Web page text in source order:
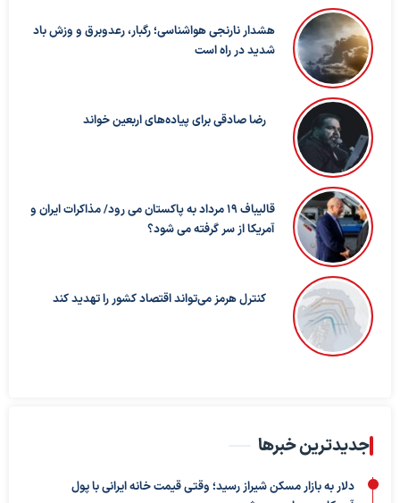
هشدار نارنجی هواشناسی؛ رگبار، رعدوبرق و وزش باد
شدید در راه است
رضا صادقی برای پیاده‌های اربعین خواند
قالیباف ۱۹ مرداد به پاکستان می رود/ مذاکرات ایران و
آمریکا از سر گرفته می شود؟
کنترل هرمز می‌تواند اقتصاد کشور را تهدید کند
جدیدترین خبرها
دلار به بازار مسکن شیراز رسید؛ وقتی قیمت خانه ایرانی با پول